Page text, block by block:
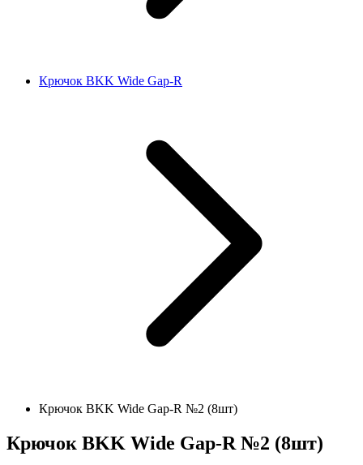
Крючок BKK Wide Gap-R
Крючок BKK Wide Gap-R №2 (8шт)
Крючок BKK Wide Gap-R №2 (8шт)